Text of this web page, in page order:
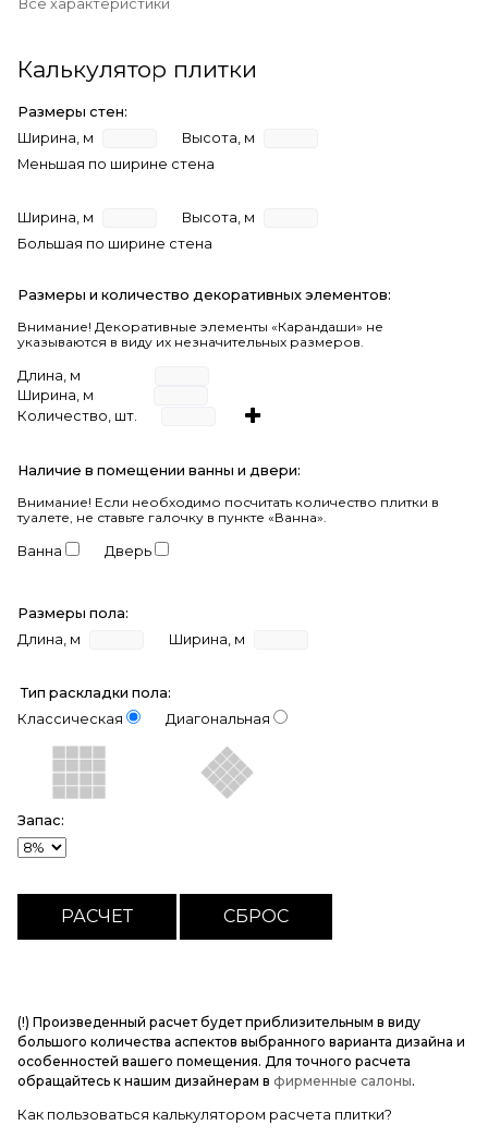
Все характеристики
Калькулятор плитки
Размеры стен:
Ширина, м
Высота, м
Меньшая по ширине стена
Ширина, м
Высота, м
Большая по ширине стена
Размеры и количество декоративных элементов:
Внимание! Декоративные элементы «Карандаши» не
указываются в виду их незначительных размеров.
Длина, м
Ширина, м
Количество, шт.
Наличие в помещении ванны и двери:
Внимание! Если необходимо посчитать количество плитки в
туалете, не ставьте галочку в пункте «Ванна».
Ванна Дверь
Размеры пола:
Длина, м
Ширина, м
Тип раскладки пола:
Классическая
Диагональная
Запас:
(!) Произведенный расчет будет приблизительным в виду
большого количества аспектов выбранного варианта дизайна и
особенностей вашего помещения. Для точного расчета
обращайтесь к нашим дизайнерам в фирменные салоны.
Как пользоваться калькулятором расчета плитки?